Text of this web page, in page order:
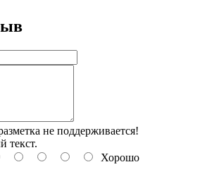
не поддерживается!
текст.
Хорошо